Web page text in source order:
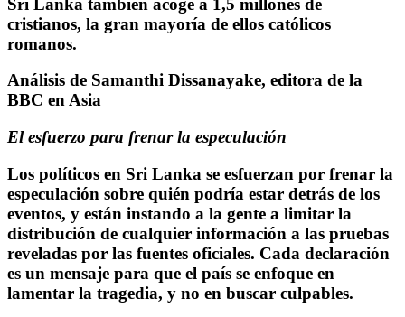
cristianos, la gran mayoría de ellos católicos
romanos.
Análisis de Samanthi Dissanayake, editora de la
BBC en Asia
El esfuerzo para frenar la especulación
Los políticos en Sri Lanka se esfuerzan por frenar la
especulación sobre quién podría estar detrás de los
eventos, y están instando a la gente a limitar la
distribución de cualquier información a las pruebas
reveladas por las fuentes oficiales. Cada declaración
es un mensaje para que el país se enfoque en
lamentar la tragedia, y no en buscar culpables.